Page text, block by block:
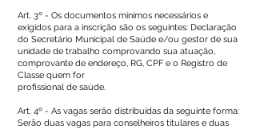
Art. 3º - Os documentos mínimos necessários e
exigidos para a inscrição são os seguintes: Declaração
do Secretário Municipal de Saúde e/ou gestor de sua
unidade de trabalho comprovando sua atuação,
comprovante de endereço, RG, CPF e o Registro de
Classe quem for
profissional de saúde.
Art. 4º - As vagas serão distribuídas da seguinte forma:
Serão duas vagas para conselheiros titulares e duas